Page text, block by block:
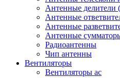
Антенные делители
Антенные
Антенные
Антенные
Радиоантенны
Чип антенны
Вентиляторы
Вентиляторы ac